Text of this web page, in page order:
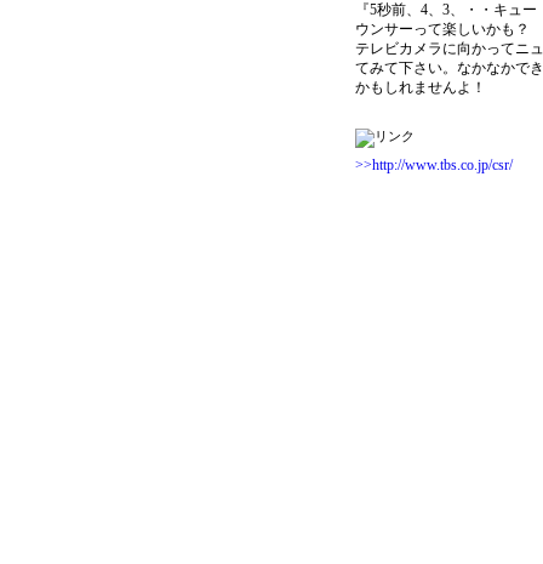
『5秒前、4、3、・・キュ
ウンサーって楽しいかも？
テレビカメラに向かってニ
てみて下さい。なかなかで
かもしれませんよ！
>>http://www.tbs.co.jp/csr/